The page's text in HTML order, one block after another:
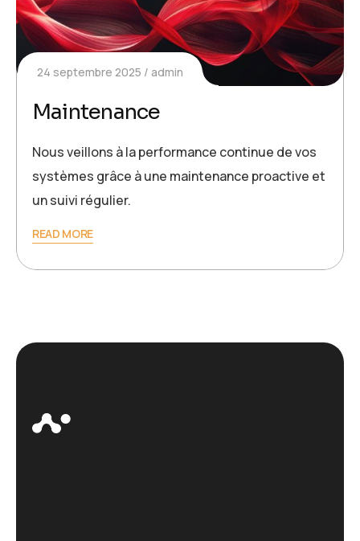
24 septembre 2025 admin
Maintenance
Nous veillons à la performance continue de vos
systèmes grâce à une maintenance proactive et
un suivi régulier.
READ MORE